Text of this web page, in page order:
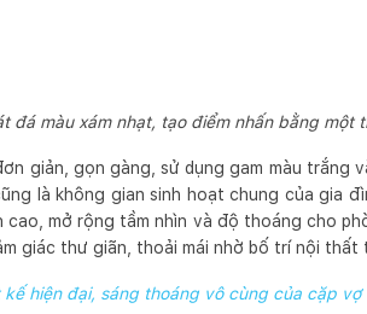
đá màu xám nhạt, tạo điểm nhấn bằng một
giản, gọn gàng, sử dụng gam màu trắng
là không gian sinh hoạt chung của gia
mở rộng tầm nhìn và độ thoáng cho
giác thư giãn, thoải mái nhờ bố trí nội thất
hiện đại, sáng thoáng vô cùng của cặp